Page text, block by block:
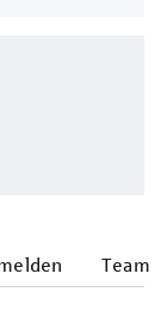
Team